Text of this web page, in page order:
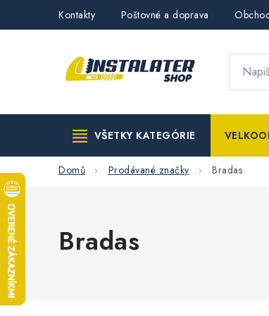
Kontakty Poštovné a doprava
VŠETKY KATEGÓRIE
Domů Prodávané značky Bradas
Bradas